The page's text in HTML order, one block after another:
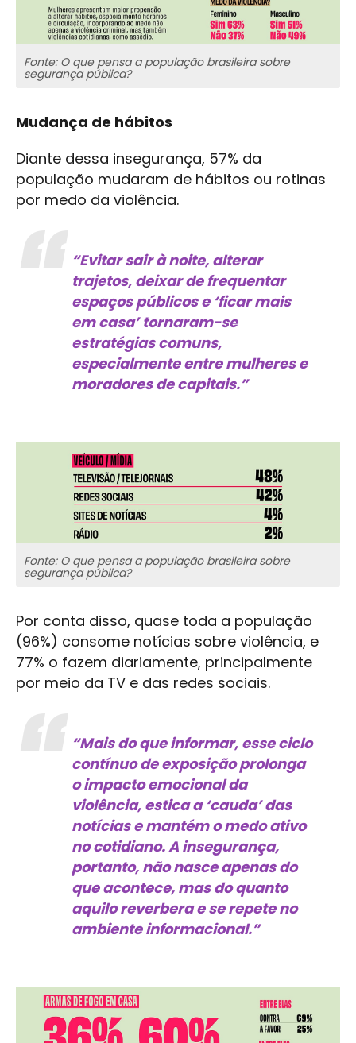
Fonte: O que pensa a população brasileira sobre
segurança pública?
Mudança de hábitos
Diante dessa insegurança, 57% da
população mudaram de hábitos ou rotinas
por medo da violência.
“Evitar sair à noite, alterar
trajetos, deixar de frequentar
espaços públicos e ‘ficar mais
em casa’ tornaram-se
estratégias comuns,
especialmente entre mulheres e
moradores de capitais.”
Fonte: O que pensa a população brasileira sobre
segurança pública?
Por conta disso, quase toda a população
(96%) consome notícias sobre violência, e
77% o fazem diariamente, principalmente
por meio da TV e das redes sociais.
“Mais do que informar, esse ciclo
contínuo de exposição prolonga
o impacto emocional da
violência, estica a ‘cauda’ das
notícias e mantém o medo ativo
no cotidiano. A insegurança,
portanto, não nasce apenas do
que acontece, mas do quanto
aquilo reverbera e se repete no
ambiente informacional.”